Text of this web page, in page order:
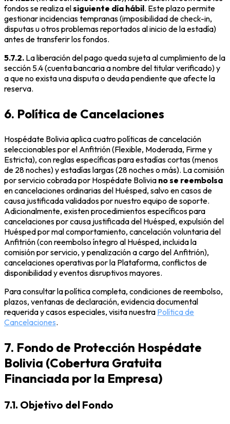
fondos se realiza elsiguiente día hábil. Este plazo permite
gestionar incidencias tempranas (imposibilidad de check-in,
disputas u otros problemas reportados al inicio de la estadía)
antes de transferir los fondos.
5.7.2. La liberación del pago queda sujeta al cumplimiento de la
sección 5.4 (cuenta bancaria a nombre del titular verificado) y
a que no exista una disputa o deuda pendiente que afecte la
reserva.
6. Política de Cancelaciones
Hospédate Bolivia aplica cuatro políticas de cancelación
seleccionables por el Anfitrión (Flexible, Moderada, Firme y
Estricta), con reglas específicas para estadías cortas (menos
de 28 noches) y estadías largas (28 noches o más). La comisión
por servicio cobrada por Hospédate Bolivia no se reembolsa
en cancelaciones ordinarias del Huésped, salvo en casos de
causa justificada validados por nuestro equipo de soporte.
Adicionalmente, existen procedimientos específicos para
cancelaciones por causa justificada del Huésped, expulsión del
Huésped por mal comportamiento, cancelación voluntaria del
Anfitrión (con reembolso íntegro al Huésped, incluida la
comisión por servicio, y penalización a cargo del Anfitrión),
cancelaciones operativas por la Plataforma, conflictos de
disponibilidad y eventos disruptivos mayores.
Para consultar la política completa, condiciones de reembolso,
plazos, ventanas de declaración, evidencia documental
requerida y casos especiales, visita nuestra Política de
Cancelaciones.
7. Fondo de Protección Hospédate
Bolivia (Cobertura Gratuita
Financiada por la Empresa)
7.1. Objetivo del Fondo